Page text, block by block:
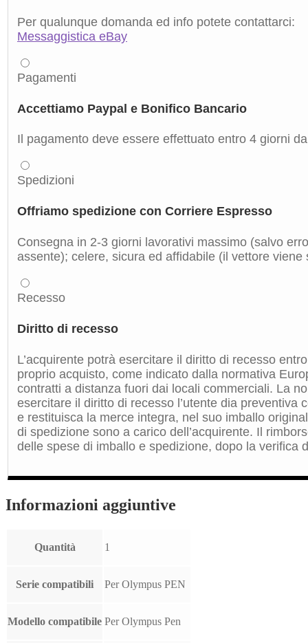
Per qualunque domanda ed info potete contattarci:
Messaggistica eBay
Pagamenti
Accettiamo Paypal e Bonifico Bancario
Il pagamento deve essere effettuato entro 4 giorni
Spedizioni
Offriamo spedizione con Corriere Espresso
Consegna in 2-3 giorni lavorativi massimo (salvo
assente); celere, sicura ed affidabile (il vettore
Recesso
Diritto di recesso
L’acquirente potrà esercitare il diritto di recesso
proprio acquisto, come indicato dalla normativa
contratti a distanza fuori dai locali commerciali. La
esercitare il diritto di recesso l’utente dia preventiva
e restituisca la merce integra, nel suo imballo
di spedizione sono a carico dell’acquirente. Il
delle spese di imballo e spedizione, dopo la verifica
Informazioni aggiuntive
Quantità 1
Serie compatibili Per Olympus PEN
Modello compatibile Per Olympus Pen